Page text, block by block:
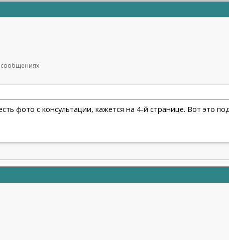
сообщениях
фото с консультации, кажется на 4-й странице. Вот это